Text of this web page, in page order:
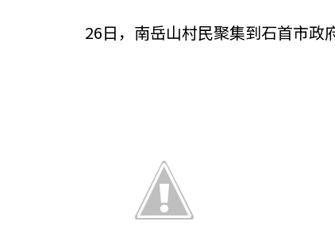
26日，南岳山村民聚集到石首市政